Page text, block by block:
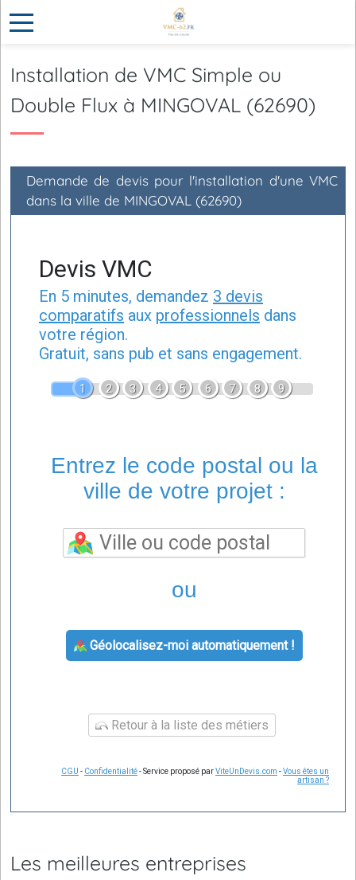
Installation de VMC Simple ou
Double Flux à MINGOVAL (62690)
Demande de devis pour l'installation d'une VMC
dans la ville de MINGOVAL (62690)
Devis VMC
En 5 minutes, demandez 3 devis
comparatifs aux professionnels dans
votre région.
Gratuit, sans pub et sans engagement.
1 2 3 4 5 6 7 8 9
Entrez le code postal ou la
ville de votre projet :
ou
Géolocalisez-moi automatiquement !
Retour à la liste des métiers
CGU - Confidentialité- Service proposé parViteUnDevis.com -Vous êtes un
artisan ?
Les meilleures entreprises